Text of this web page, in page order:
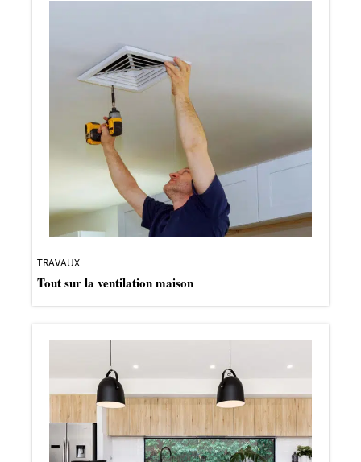
TRAVAUX
Tout sur la ventilation maison